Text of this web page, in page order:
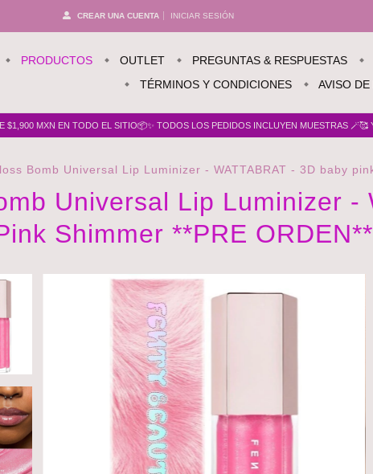
CREAR UNA CUENTA INICIAR SESIÓN
PRODUCTOS OUTLET PREGUNTAS & RESPUESTAS
TÉRMINOS Y CONDICIONES
AVISO DE
$1,900 MXN EN TODO EL SITIO📦✨ TODOS LOS PEDIDOS INCLUYEN MUESTRAS
Bomb Universal Lip Luminizer - WATTABRAT - 3D baby
Universal Lip Luminizer -
Shimmer **PRE ORDEN**